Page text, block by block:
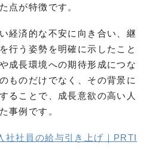
点が特徴です。
経済的な不安に向き合い、継
行う姿勢を明確に示したこと
成長環境への期待形成につな
ものだけでなく、その背景に
ることで、成長意欲の高い人
事例です。
社社員の給与引き上げ｜PRTI